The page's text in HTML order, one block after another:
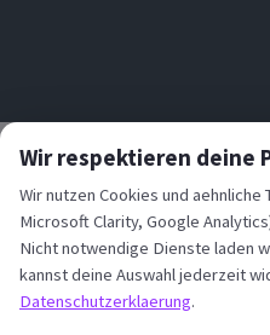
Wir respektieren deine
Wir nutzen Cookies und aehnliche
Microsoft Clarity, Google
Nicht notwendige Dienste laden
kannst deine Auswahl jederzeit
Datenschutzerklaerung.